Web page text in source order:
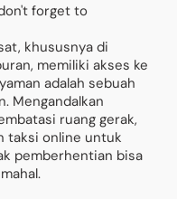
forget to
khususnya di
memiliki akses ke
adalah sebuah
Mengandalkan
ruang gerak,
taksi online untuk
pemberhentian bisa